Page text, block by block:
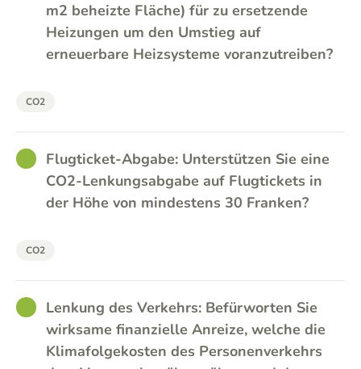
m2 beheizte Fläche) für zu ersetzende
Heizungen um den Umstieg auf
erneuerbare Heizsysteme voranzutreiben?
CO2
GOODFlugticket-Abgabe: Unterstützen Sie eine
CO2-Lenkungsabgabe auf Flugtickets in
der Höhe von mindestens 30 Franken?
CO2
GOODLenkung des Verkehrs: Befürworten Sie
wirksame finanzielle Anreize, welche die
Klimafolgekosten des Personenverkehrs